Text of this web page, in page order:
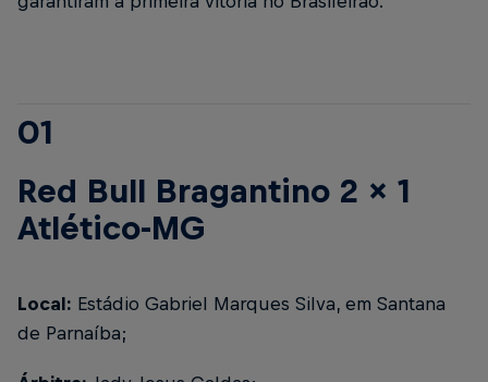
01
Red Bull Bragantino 2 x 1
Atlético-MG
Local: Estádio Gabriel Marques Silva, em Santana
de Parnaíba;